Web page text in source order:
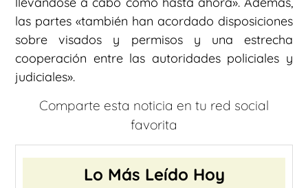
las partes «también han acordado disposiciones
sobre visados y permisos y una estrecha
cooperación entre las autoridades policiales y
judiciales».
Comparte esta noticia en tu red social
favorita
Lo Más Leído Hoy